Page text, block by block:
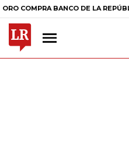
BANCO DE LA REPÚBLICA $